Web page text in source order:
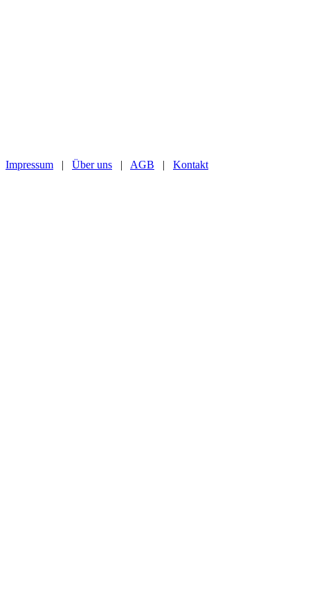
Impressum | Über uns | AGB | Kontakt